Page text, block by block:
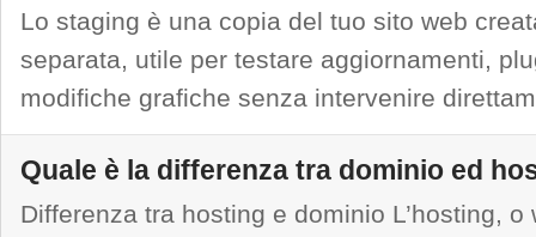
Lo staging è una copia del tuo sito web
separata, utile per testare aggiornamenti,
modifiche grafiche senza intervenire
Quale è la differenza tra dominio ed
Differenza tra hosting e dominio L’hosting,